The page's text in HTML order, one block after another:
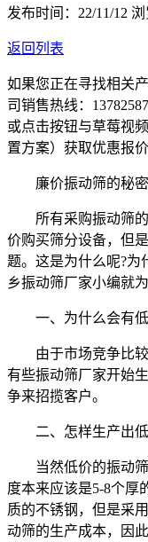
发布时间：22/11/12 浏
返回列表
如果您正在寻找相关
司销售热线：
或点击按钮与草莓视
置方案） 获取优惠报价
廉价振动筛的秘密
所有采购振动筛的
价购买筛分设备，但
题。这是为什么呢?为
乡振动筛厂家小编就
一、为什么会有低
由于市场竞争比较
有些振动筛厂家开始
争来招揽客户。
二、怎样生产出低
当然低价的振动筛
度本来应该是5-8个厚
质的不锈钢，但是采
动筛的生产成本，因